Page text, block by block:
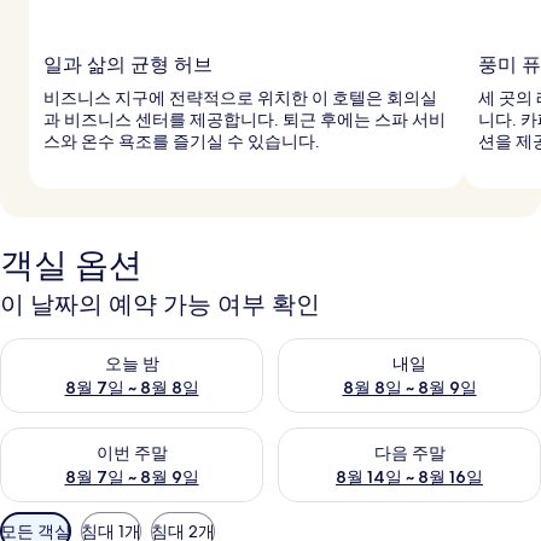
일과 삶의 균형 허브
비즈니스 지구에 전략적으로 위치한 이 호텔은 회의실
과 비즈니스 센터를 제공합니다. 퇴근 후에는 스파 서비
스와 온수 욕조를 즐기실 수 있습니다.
풍미
세 곳의
니다.
션을 제
객실 옵션
이 날짜의 예약 가능 여부 확인
오늘 밤
8월 7일 ~ 8월 8일
오늘 밤 예약 가능 여부 확인, 8월 7일 ~ 8월 8일
내일
8월 8일 ~ 8월 9일
내일 예약 가능 여부 확인, 8월
이번 주말
8월 7일 ~ 8월 9일
이번 주말 예약 가능 여부 확인, 8월 7일 ~ 8월 9일
다음 주말
8월 14일 ~ 8월 16일
다음 주말 예약 가능 여부 확인,
객
모든 객실 침대 1개 침대 2개